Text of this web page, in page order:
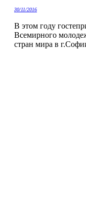
30/11/2016
В этом году
Всемирного
стран мира в